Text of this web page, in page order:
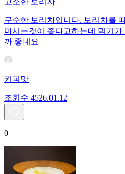
구수한 보리차입니다. 보리차를
마시는것이 좋다고하는데 먹기가
까 좋네요
커피맛
조회수 4526.01.12
0